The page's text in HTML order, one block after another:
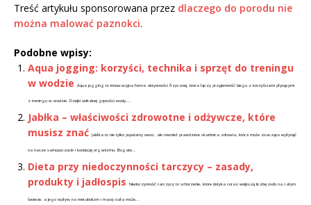
Treść artykułu sponsorowana przez dlaczego do porodu nie
można malować paznokci.
Podobne wpisy:
Aqua jogging: korzyści, technika i sprzęt do treningu
w wodzie
Aqua jogging to innowacyjna forma aktywności fizycznej, która łączy przyjemność biegu z korzyściami płynącymi
z treningu w wodzie. Dzięki unikalnej gęstości wody,...
Jabłka – właściwości zdrowotne i odżywcze, które
musisz znać Jabłka to nie tylko popularny owoc, ale również prawdziwe skarbnica zdrowia, która może znacząco wpłynąć
na nasze samopoczucie i kondycję organizmu. Bogate...
Dieta przy niedoczynności tarczycy – zasady,
produkty i jadłospis
Niedoczynność tarczycy to schorzenie, które dotyka coraz większą liczbę osób na całym
świecie, a jego wpływ na metabolizm i masę ciała może...